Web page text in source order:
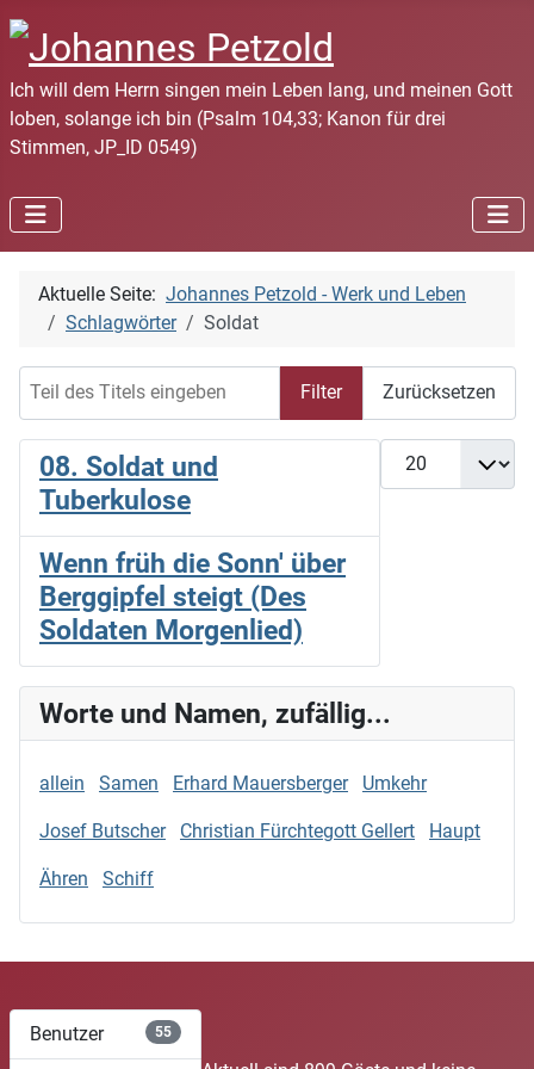
Ich will dem Herrn singen mein Leben lang, und meinen Gott
loben, solange ich bin (Psalm 104,33; Kanon für drei
Stimmen, JP_ID 0549)
Aktuelle Seite: Johannes Petzold - Werk und Leben
Schlagwörter
Soldat
Filter Zurücksetzen
Anzeige #
08. Soldat und
Tuberkulose
Wenn früh die Sonn' über
Berggipfel steigt (Des
Soldaten Morgenlied)
Worte und Namen, zufällig...
allein Samen Erhard Mauersberger Umkehr
Josef Butscher Christian Fürchtegott Gellert Haupt
Ähren Schiff
Benutzer 55